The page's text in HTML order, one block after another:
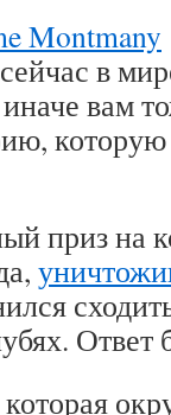
Montmany
в
вам
приз на